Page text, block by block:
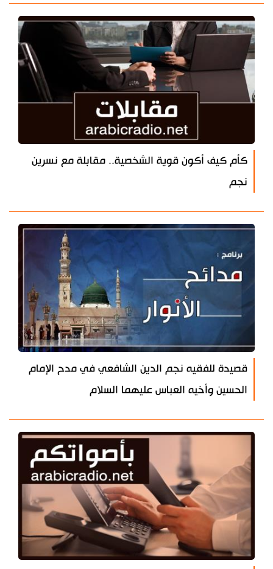
كأم كيف أكون قوية الشخصية.. مقابلة مع نسرين
نجم
قصيدة للفقيه نجم الدين الشافعي في مدح الإمام
الحسين وأخيه العباس عليهما السلام